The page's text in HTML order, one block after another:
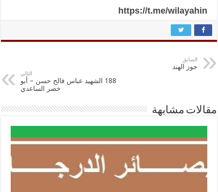
https://t.me/wilayahin
السابق
جوز الهند
التالي
188 الشهيد عباس فالح حسن – أبو
خضر الساعدي
مقالات مشابهة